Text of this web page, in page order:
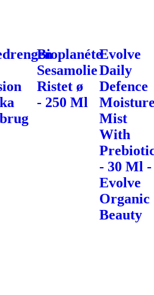
Bioplanéte
Sesamolie
Ristet ø
- 250 Ml
Evolve
Daily
Defence
Mist
With
- 30 Ml -
Evolve
Organic
Beauty